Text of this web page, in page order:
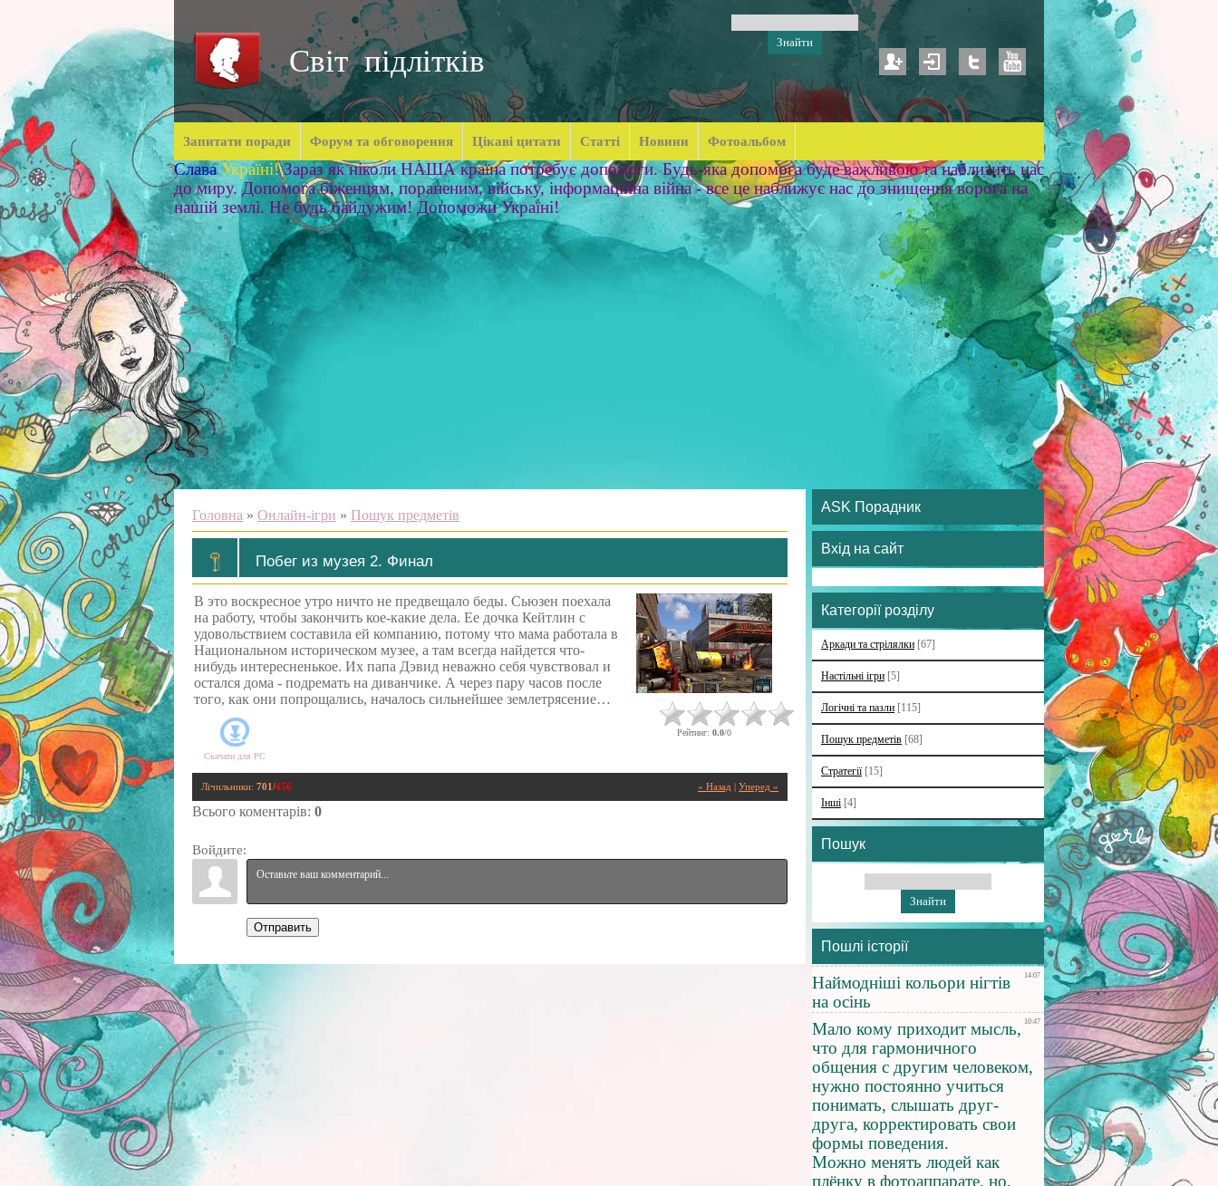
Світ підлітків
Запитати поради Форум та обговорення Цікаві цитати Статті Новини Фотоальбом
Слава Україні! Зараз як ніколи НАША країна потребує допомоги. Будь-яка допомога буде важливою та наблизить нас
до миру. Допомога біженцям, пораненим, війську, інформаційна війна - все це наближує нас до знищення ворога на
нашій землі. Не будь байдужим! Допоможи Україні!
Головна » Онлайн-ігри » Пошук предметів
Побег из музея 2. Финал
В это воскресное утро ничто не предвещало беды. Сьюзен поехала
на работу, чтобы закончить кое-какие дела. Ее дочка Кейтлин с
удовольствием составила ей компанию, потому что мама работала в
Национальном историческом музее, а там всегда найдется что-
нибудь интересненькое. Их папа Дэвид неважно себя чувствовал и
остался дома - подремать на диванчике. А через пару часов после
того, как они попрощались, началось сильнейшее землетрясение…
Скачати для PC
Рейтинг: 0.0/0
« Назад Уперед »
Лічильники: 701 /456
Всього коментарів: 0
Войдите:
Отправить
ASK Порадник
Вхід на сайт
Категорії розділу
Аркади та стрілялки [67]
Настільні ігри [5]
Логічні та пазли [115]
Пошук предметів [68]
Стратегії [15]
Інші [4]
Пошук
Пошлі історії